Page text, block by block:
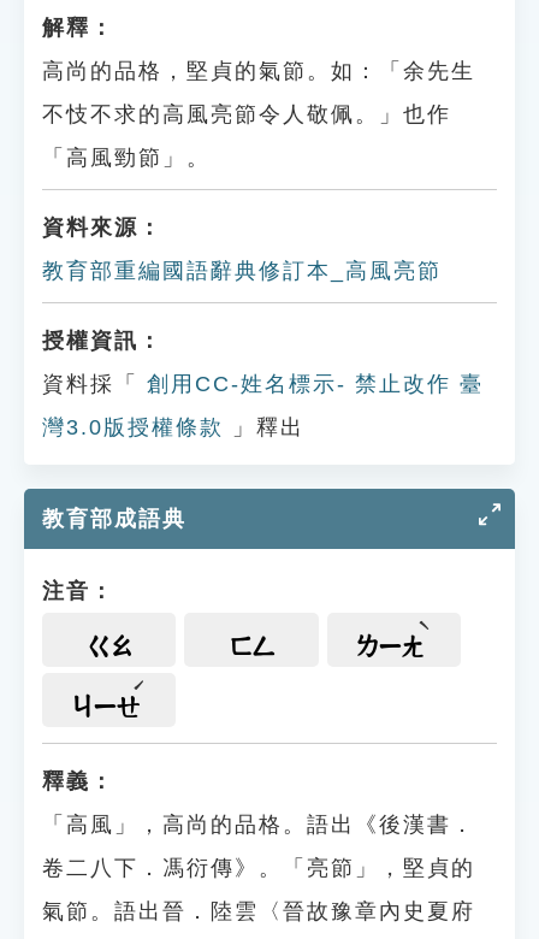
解釋：
高尚的品格，堅貞的氣節。如：「余先生
不忮不求的高風亮節令人敬佩。」也作
「高風勁節」。
資料來源：
教育部重編國語辭典修訂本_高風亮節
授權資訊：
資料採「
創用CC-姓名標示- 禁止改作 臺
灣3.0版授權條款
」釋出
教育部成語典
注音：
ㄍㄠ ㄈㄥ ㄌㄧㄤ
ㄐㄧㄝ
釋義：
「高風」，高尚的品格。語出《後漢書．
卷二八下．馮衍傳》。「亮節」，堅貞的
氣節。語出晉．陸雲〈晉故豫章內史夏府